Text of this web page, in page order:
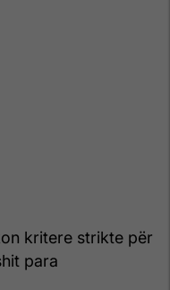
kritere strikte për
para